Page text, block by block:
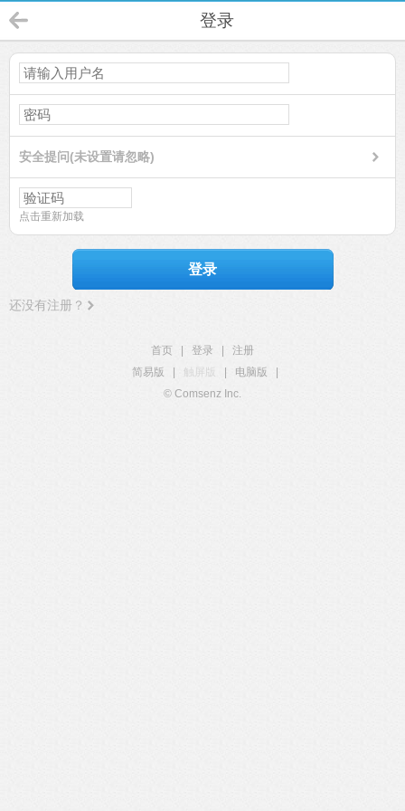
登录
安全提问(未设置请忽略)
点击重新加载
登录
还没有注册？
首页 登录
注册
简易版
触屏版 电脑版
© Comsenz Inc.